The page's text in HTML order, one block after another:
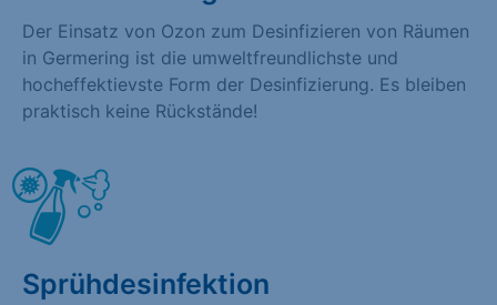
Der Einsatz von Ozon zum Desinfizieren von Räumen
in Germering ist die umweltfreundlichste und
hocheffektievste Form der Desinfizierung. Es bleiben
praktisch keine Rückstände!
Sprühdesinfektion